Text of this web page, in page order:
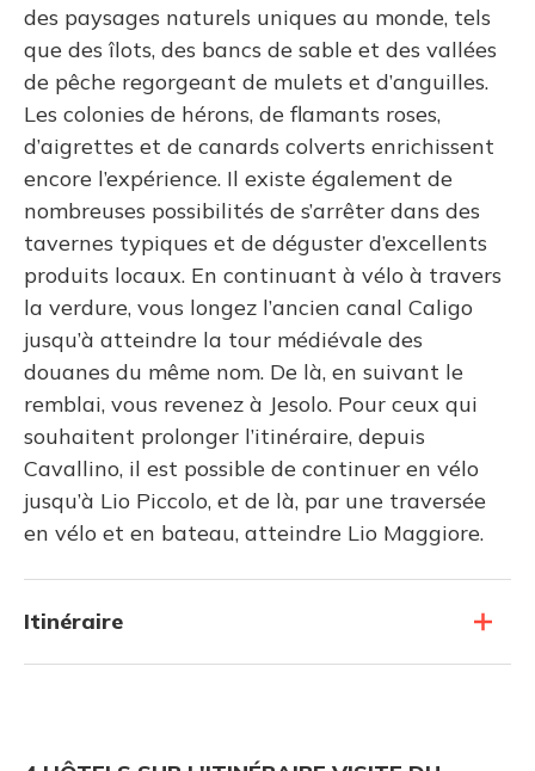
des paysages naturels uniques au monde, tels
que des îlots, des bancs de sable et des vallées
de pêche regorgeant de mulets et d’anguilles.
Les colonies de hérons, de flamants roses,
d’aigrettes et de canards colverts enrichissent
encore l’expérience. Il existe également de
nombreuses possibilités de s’arrêter dans des
tavernes typiques et de déguster d’excellents
produits locaux. En continuant à vélo à travers
la verdure, vous longez l’ancien canal Caligo
jusqu’à atteindre la tour médiévale des
douanes du même nom. De là, en suivant le
remblai, vous revenez à Jesolo. Pour ceux qui
souhaitent prolonger l’itinéraire, depuis
Cavallino, il est possible de continuer en vélo
jusqu’à Lio Piccolo, et de là, par une traversée
en vélo et en bateau, atteindre Lio Maggiore.
Itinéraire